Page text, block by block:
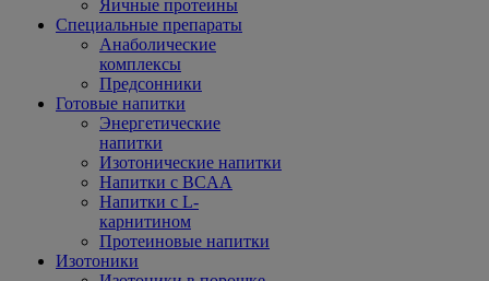
Яичные протеины
Специальные препараты
Анаболические
комплексы
Предсонники
Готовые напитки
Энергетические
напитки
Изотонические напитки
Напитки с BCAA
Напитки с L-
карнитином
Протеиновые напитки
Изотоники